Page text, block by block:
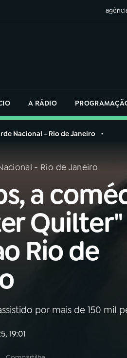
A RÁDIO
AO VIVO
Nacional - Rio de Janeiro
- Rio de Janeiro
a
Quilter"
Rio de
por mais de 150 mil
19:01